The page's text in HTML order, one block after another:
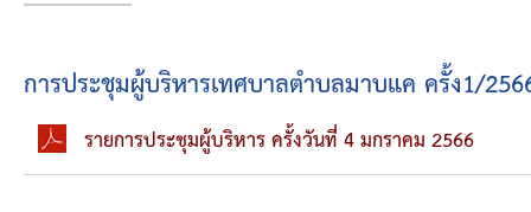
การประชุมผู้บริหารเทศบาลตำบลมาบแค ครั้ง1/
รายการประชุมผู้บริหาร ครั้งวันที่ 4 มกราคม 2566